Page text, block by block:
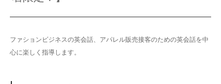
ファションビジネスの英会話、アパレル販売接客のための英会話を中
心に楽しく指導します。